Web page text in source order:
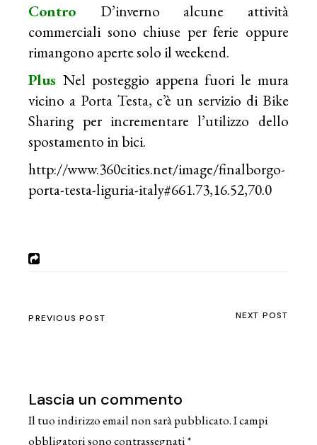
Contro D’inverno alcune attività
commerciali sono chiuse per ferie oppure
rimangono aperte solo il weekend.
Plus Nel posteggio appena fuori le mura
vicino a Porta Testa, c’è un servizio di Bike
Sharing per incrementare l’utilizzo dello
spostamento in bici.
http://www.360cities.net/image/finalborgo-
porta-testa-liguria-italy#661.73,16.52,70.0
PREVIOUS POST NEXT POST
Lascia un commento
Il tuo indirizzo email non sarà pubblicato.I campi
obbligatori sono contrassegnati*